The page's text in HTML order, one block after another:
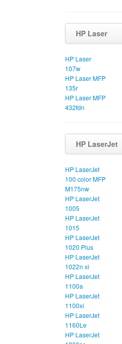
HP Laser
HP Laser
107w
HP Laser MFP
135r
HP Laser MFP
432fdn
HP LaserJet
HP LaserJet
100 color MFP
M175nw
HP LaserJet
1005
HP LaserJet
1015
HP LaserJet
1020 Plus
HP LaserJet
1022n xi
HP LaserJet
1100a
HP LaserJet
1100xi
HP LaserJet
1160Le
HP LaserJet